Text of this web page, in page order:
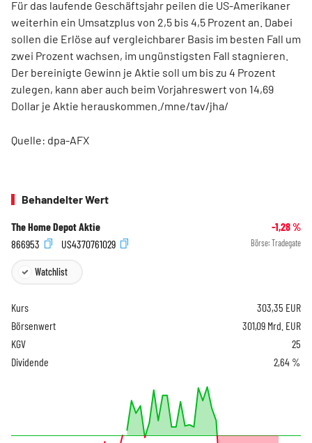
Für das laufende Geschäftsjahr peilen die US-Amerikaner
weiterhin ein Umsatzplus von 2,5 bis 4,5 Prozent an. Dabei
sollen die Erlöse auf vergleichbarer Basis im besten Fall um
zwei Prozent wachsen, im ungünstigsten Fall stagnieren.
Der bereinigte Gewinn je Aktie soll um bis zu 4 Prozent
zulegen, kann aber auch beim Vorjahreswert von 14,69
Dollar je Aktie herauskommen./mne/tav/jha/
Quelle: dpa-AFX
Behandelter Wert
The Home Depot Aktie -1,28%
866953
US4370761029 Börse: Tradegate
Watchlist
Kurs 303,35 EUR
Börsenwert
301,09 Mrd. EUR
KGV
25
Dividende
2,64 %